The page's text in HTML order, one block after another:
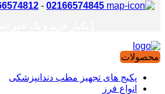
02166574845
-
محصولات
پکیج های تجهیز مطب دندانپزشکی
انواع فرز